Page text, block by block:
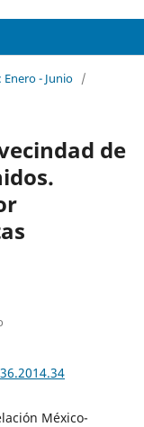
Enero - Junio /
de
México-